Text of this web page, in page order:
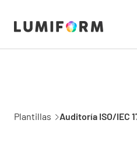
Plantillas Auditoría ISO/IEC